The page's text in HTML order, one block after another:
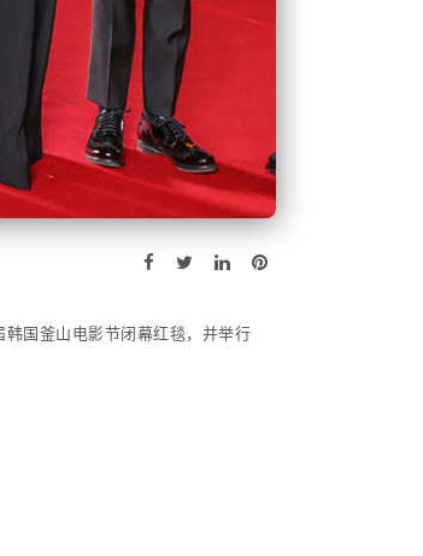
国釜山电影节闭幕红毯，并举行